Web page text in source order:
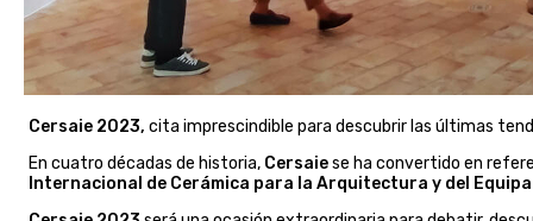
Cersaie 2023, cita imprescindible para descubrir las últimas
En cuatro décadas de historia, Cersaiese ha convertido en
Internacional de Cerámica para la Arquitectura y del